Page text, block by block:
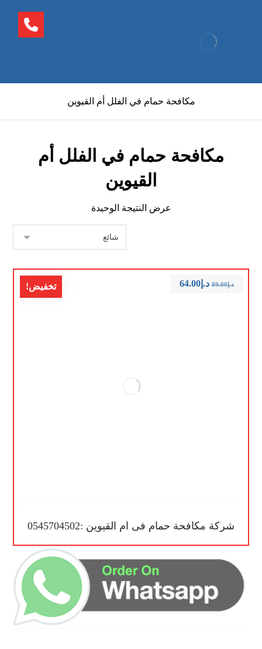
مكافحة حمام في الفلل أم القيوين
مكافحة حمام في الفلل أم
القيوين
عرض النتيجة الوحيدة
تخفيض!
شركة مكافحة حمام فى ام القيوين :0545704502
د.إ89.00 د.إ64.00